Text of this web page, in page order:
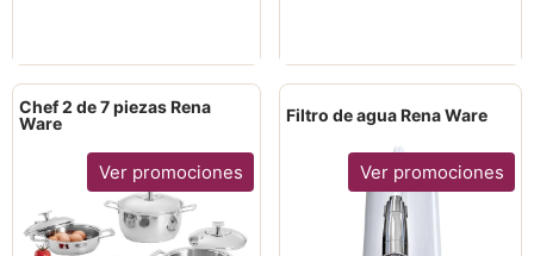
Chef 2 de 7 piezas Rena
Ware
Ver promociones
Filtro de agua Rena Ware
Ver promociones